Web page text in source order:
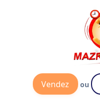
Vendez ou